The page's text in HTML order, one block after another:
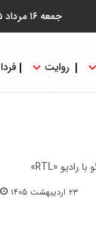
جمعه ۱۶ مرداد ۱۴۰۵
روایت فردا
روزنامه‌نگار هفته‌نامه «پاری‌مچ» و نویسندهٔ کتاب «یک زوج (تقریباً) کامل»، در گفت‌وگو با رادیو «RTL»
۲۳ اردیبهشت ۱۴۰۵